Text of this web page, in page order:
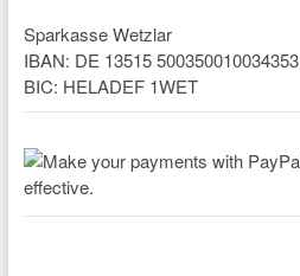
Sparkasse Wetzlar
IBAN: DE 13515 500350010034353
BIC: HELADEF 1WET